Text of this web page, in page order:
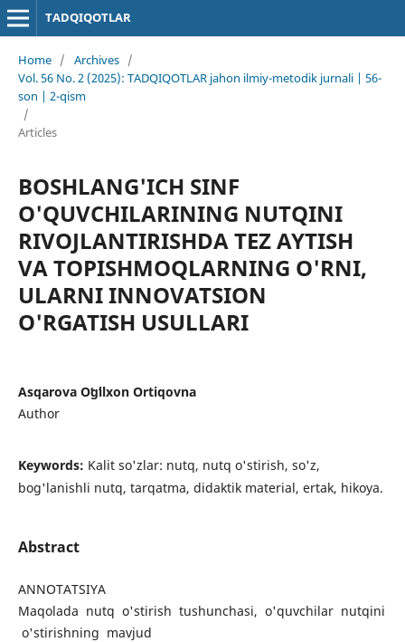
TADQIQOTLAR
Home / Archives /
Vol. 56 No. 2 (2025): TADQIQOTLAR jahon ilmiy-metodik jurnali | 56-
son | 2-qism
/
Articles
BOSHLANG'ICH SINF
O'QUVCHILARINING NUTQINI
RIVOJLANTIRISHDA TEZ AYTISH
VA TOPISHMOQLARNING O'RNI,
ULARNI INNOVATSION
O'RGATISH USULLARI
Asqarova Oʻgʻilxon Ortiqovna
Author
Keywords: Kalit so'zlar: nutq, nutq o'stirish, so'z,
bog'lanishli nutq, tarqatma, didaktik material, ertak, hikoya.
Abstract
ANNOTATSIYA
Maqolada nutq o'stirish tushunchasi, o'quvchilar nutqini
o'stirishning mavjud